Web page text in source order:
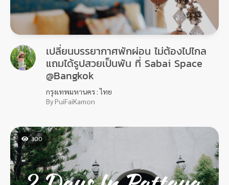
เปลี่ยนบรรยากาศพักผ่อน ไม่ต้องไปไกล
แถมได้รูปสวยเป็นพัน ที่ Sabai Space
@Bangkok
กรุงเทพมหานคร : ไทย
By PuiFaiKamon
300